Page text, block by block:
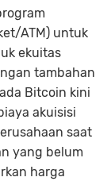
ATM) untuk
ekuitas
tambahan
Bitcoin kini
akuisisi
saat
yang belum
harga